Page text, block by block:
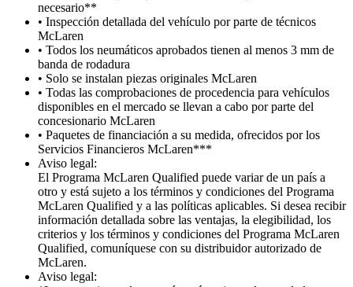
necesario**
• Inspección detallada del vehículo por parte de técnicos
McLaren
• Todos los neumáticos aprobados tienen al menos 3 mm de
banda de rodadura
• Solo se instalan piezas originales McLaren
• Todas las comprobaciones de procedencia para vehículos
disponibles en el mercado se llevan a cabo por parte del
concesionario McLaren
• Paquetes de financiación a su medida, ofrecidos por los
Servicios Financieros McLaren***
Aviso legal:
El Programa McLaren Qualified puede variar de un país a
otro y está sujeto a los términos y condiciones del Programa
McLaren Qualified y a las políticas aplicables. Si desea recibir
información detallada sobre las ventajas, la elegibilidad, los
criterios y los términos y condiciones del Programa McLaren
Qualified, comuníquese con su distribuidor autorizado de
McLaren.
Aviso legal: